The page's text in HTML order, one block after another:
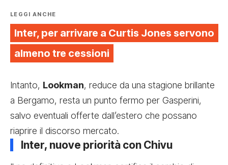
LEGGI ANCHE
Inter, per arrivare a Curtis Jones servono
almeno tre cessioni
Intanto, Lookman, reduce da una stagione brillante
a Bergamo, resta un punto fermo per Gasperini,
salvo eventuali offerte dall’estero che possano
riaprire il discorso mercato.
Inter, nuove priorità con Chivu